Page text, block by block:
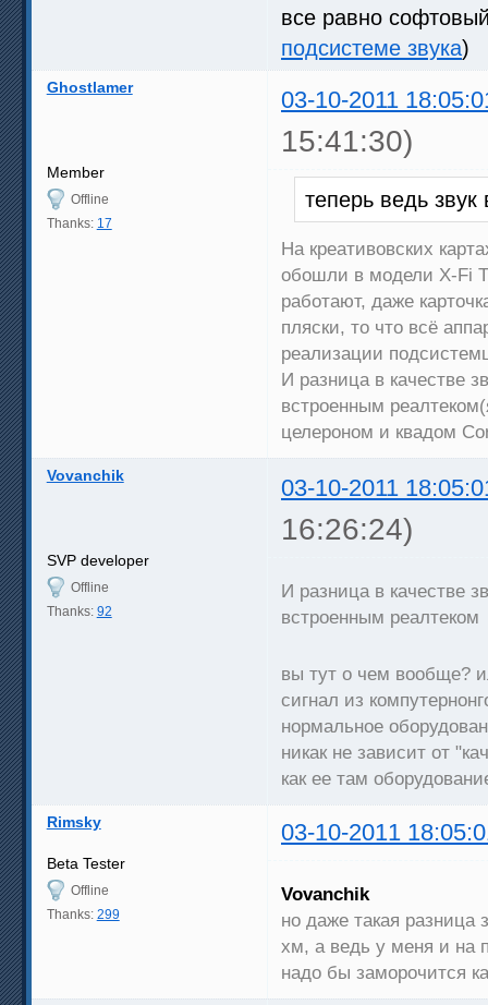
все равно
подсистеме звука)
Ghostlamer 03-10-2011
15:41:30)
Member
Offline
Thanks: 17
теперь ведь
На креативовских
обошли в модели X-Fi
работают, даже
пляски, то что всё
реализации
И разница в качестве
встроенным
целероном и квадом
Vovanchik 03-10-2011
16:26:24)
SVP developer
Offline
Thanks: 92
И разница в качестве
встроенным реалтеком
вы тут о чем вообще?
сигнал из
нормальное
никак не зависит от
как ее там
Rimsky 03-10-2011
Beta Tester
Offline
Thanks: 299
Vovanchik
но даже такая разница
хм, а ведь у меня и на
надо бы заморочится